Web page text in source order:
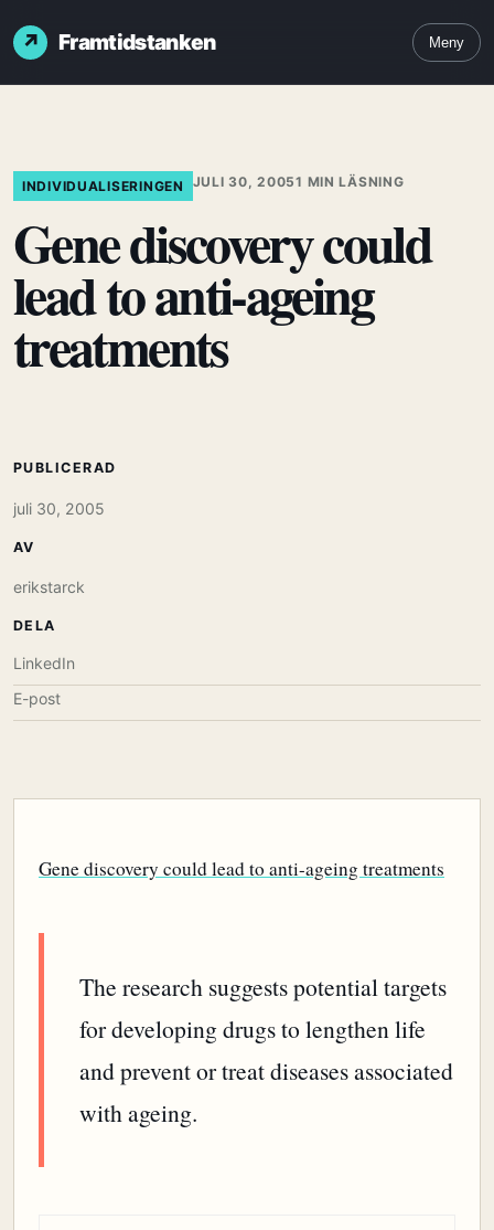
Framtidstanken Meny
INDIVIDUALISERINGEN JULI 30, 20051 MIN LÄSNING
Gene discovery could
lead to anti-ageing
treatments
Gene discovery could lead to anti-ageing treatments
The research suggests potential targets
for developing drugs to lengthen life
and prevent or treat diseases associated
with ageing.
PUBLICERAD
juli 30, 2005
AV
erikstarck
DELA
LinkedIn
E-post